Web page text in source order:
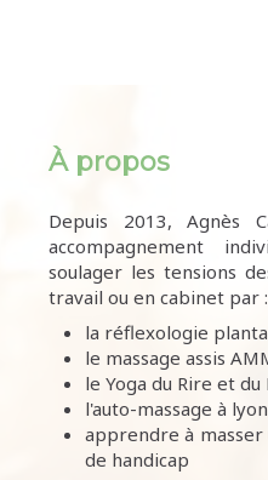
À propos
Depuis 2013, Agnès
accompagnement
soulager les tensions
travail ou en cabinet par :
la réflexologie
le massage assis
le Yoga du Rire et du
l'auto-massage à
apprendre à
de handicap